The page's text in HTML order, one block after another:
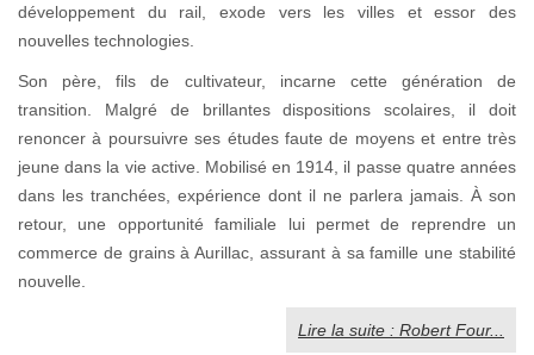
développement du rail, exode vers les villes et essor des
nouvelles technologies.
Son père, fils de cultivateur, incarne cette génération de
transition. Malgré de brillantes dispositions scolaires, il doit
renoncer à poursuivre ses études faute de moyens et entre très
jeune dans la vie active. Mobilisé en 1914, il passe quatre années
dans les tranchées, expérience dont il ne parlera jamais. À son
retour, une opportunité familiale lui permet de reprendre un
commerce de grains à Aurillac, assurant à sa famille une stabilité
nouvelle.
Lire la suite : Robert Four...